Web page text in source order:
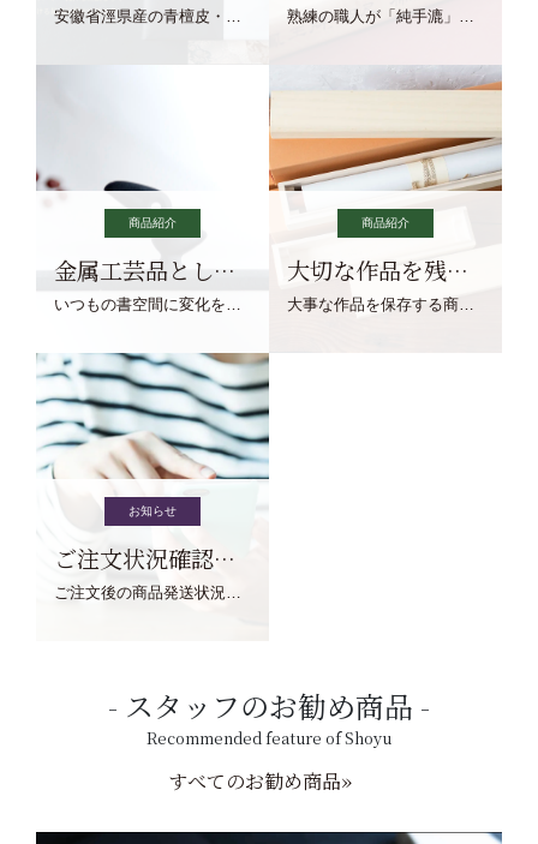
安徽省涇県産の青檀皮・砂田稲藁・清らかな渓流水、熟練手漉き職人の卓越した手漉技術による最高級の純宣紙です。 熟練の職人が「純手漉」で漉きあげる書画紙。宣紙を好まれるお客様向けの棉料単宣に漉きあげました。
商品紹介
金属工芸品としての文鎮
いつもの書空間に変化を与えてくれる、見ているだけで愉しくなる金属工芸品の文鎮をご紹介します。
商品紹介
大切な作品を残す作品保存商品
大事な作品を保存する商品を取りまとめてご紹介ます。
お知らせ
ご注文状況確認について
ご注文後の商品発送状況については、こちらからご確認くださいませ。
スタッフのお勧め商品
Recommended feature of Shoyu
すべてのお勧め商品»